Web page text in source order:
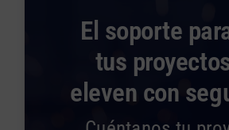
El soporte
tus
eleven con